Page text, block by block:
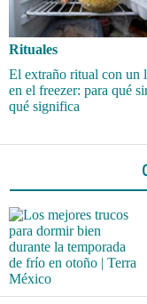
Rituales
El extraño ritual con un
en el freezer: para qué
qué significa